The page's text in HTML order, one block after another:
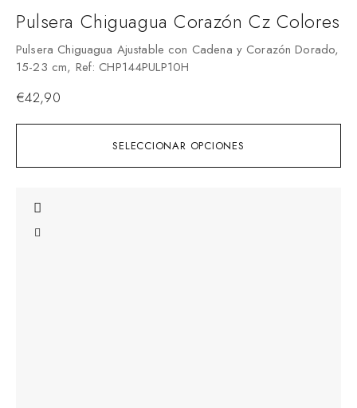
SELECCIONAR OPCIONES
Pulsera Chiguagua Corazón Cz Colores
Pulsera Chiguagua Ajustable con Cadena y Corazón Dorado,
15-23 cm, Ref: CHP144PULP10H
€42,90